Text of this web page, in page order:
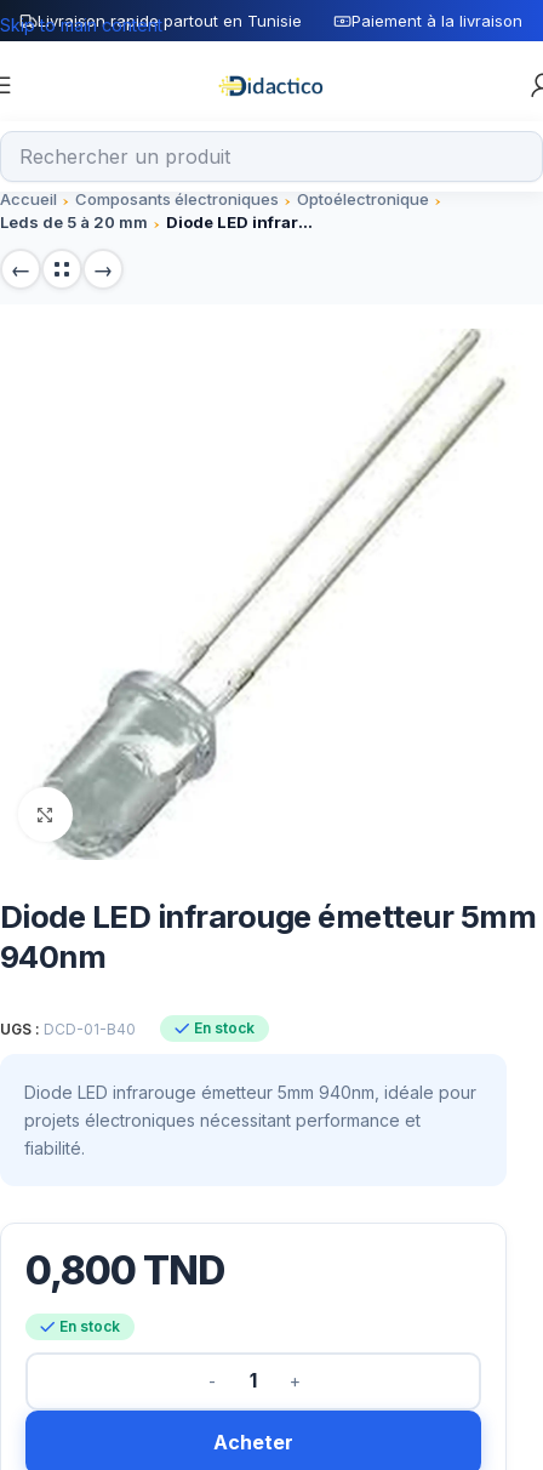
Livraison rapide partout en Tunisie Paiement à la livraison
Skip to main content
Accueil Composants électroniques
Optoélectronique
Leds de 5 à 20 mm
Diode LED infrarouge émetteur 5mm 940nm
Click to enlarge
Diode LED infrarouge émetteur 5mm
940nm
UGS : DCD-01-B40 En stock
Diode LED infrarouge émetteur 5mm 940nm, idéale pour
projets électroniques nécessitant performance et
fiabilité.
0,800TND
En stock
Acheter